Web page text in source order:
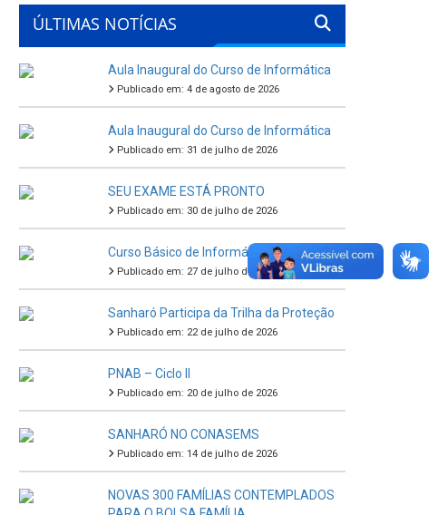
ÚLTIMAS NOTÍCIAS
Aula Inaugural do Curso de Informática
Publicado em: 4 de agosto de 2026
Aula Inaugural do Curso de Informática
Publicado em: 31 de julho de 2026
SEU EXAME ESTÁ PRONTO
Publicado em: 30 de julho de 2026
Curso Básico de Informática
Publicado em: 27 de julho de 2026
Sanharó Participa da Trilha da Proteção
Publicado em: 22 de julho de 2026
PNAB – Ciclo II
Publicado em: 20 de julho de 2026
SANHARÓ NO CONASEMS
Publicado em: 14 de julho de 2026
NOVAS 300 FAMÍLIAS CONTEMPLADOS